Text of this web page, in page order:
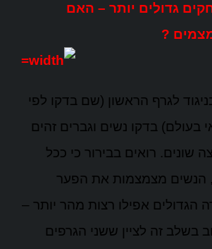
גדולים יותר – האם
?
לגרף הראשון (שם בדקו לפי
בעולם) בדקו נשים וגברים זהים
שונים. רואים בבירור כי ככל
הנשים מצמצמות את הפער
הגדולים אפילו רצות מהר יותר –
בשלב זה לציין ששני הגרפים